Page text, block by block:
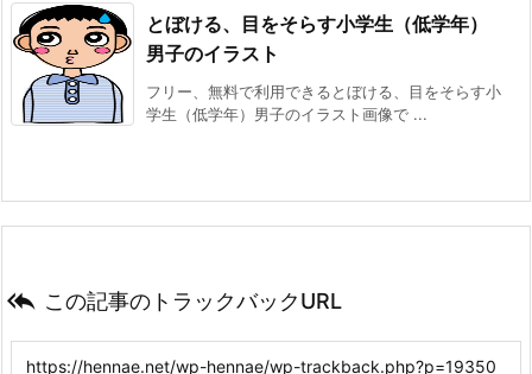
とぼける、目をそらす小学生（低学年）
男子のイラスト
フリー、無料で利用できるとぼける、目をそらす小
学生（低学年）男子のイラスト画像で ...
 この記事のトラックバックURL